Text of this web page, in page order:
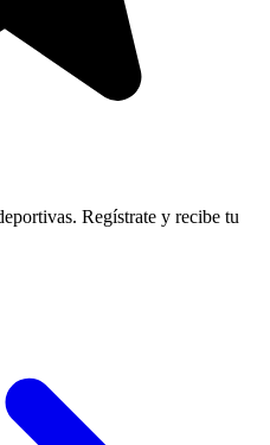
Regístrate y recibe tu